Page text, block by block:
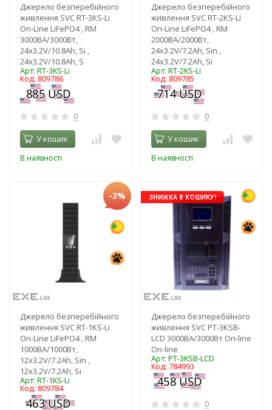
Джерело безперебійного
живлення SVC RT-3KS-Li
On-Line LiFePO4 , RM
3000ВА/3000Вт,
24x3.2V/10.8Ah, Si ,
24x3.2V/10.8Ah, S
Арт: RT-3KS-Li
Код: 809786
0
У кошик
В наявності
Джерело безперебійного
живлення SVC RT-2KS-Li
On-Line LiFePO4 , RM
2000ВА/2000Вт,
24x3.2V/7.2Ah, Sin ,
24x3.2V/7.2Ah, Si
Арт: RT-2KS-Li
Код: 809785
0
У кошик
В наявності
-3%
Джерело безперебійного
живлення SVC RT-1KS-Li
On-Line LiFePO4 , RM
1000ВА/1000Вт,
12x3.2V/7.2Ah, Sin ,
12x3.2V/7.2Ah, Si
Арт: RT-1KS-Li
Код: 809784
ЗНИЖКА В КОШИКУ!
Джерело безперебійного
живлення SVC PT-3KSB-
LCD 3000ВА/3000Вт On-line
On-line
Арт: PT-3KSB-LCD
Код: 784993
0